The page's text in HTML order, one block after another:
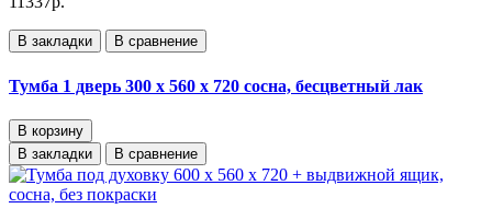
В закладки В сравнение
Тумба 1 дверь 300 х 560 х 720 сосна, бесцветный лак
В корзину
В закладки
В сравнение